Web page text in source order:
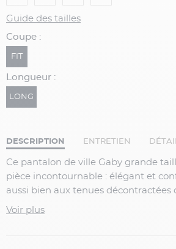
Guide des tailles
Coupe :
FIT
Longueur :
LONG
DESCRIPTION ENTRETIEN
Ce pantalon de ville Gaby grande
pièce incontournable : élégant et
aussi bien aux tenues décontractées
habillés.
Voir plus